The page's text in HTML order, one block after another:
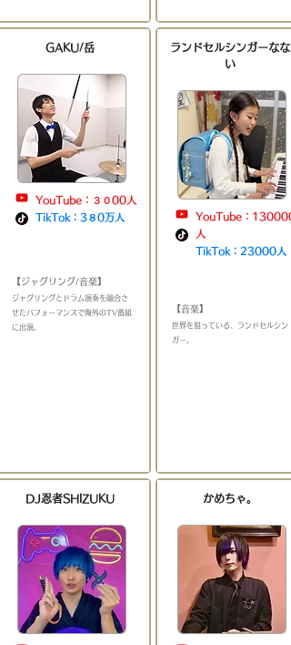
GAKU/岳
YouTube：３０00人
TikTok：3８0万人
【ジャグリング/音楽】
​ジャグリングとドラム演奏を融合さ
せたパフォーマンスで海外のTV番組
に出演。
​DJ忍者SHIZUKU
ランドセルシンガーなな
い
YouTube：130000
人
TikTok：23000人
【音楽】
​世界を狙っている、ランドセルシン
ガー。
かめちゃ。